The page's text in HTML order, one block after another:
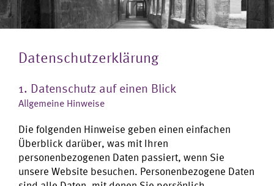
Datenschutzerklärung
1. Datenschutz auf einen Blick
Allgemeine Hinweise
Die folgenden Hinweise geben einen einfachen
Überblick darüber, was mit Ihren
personenbezogenen Daten passiert, wenn Sie
unsere Website besuchen. Personenbezogene Daten